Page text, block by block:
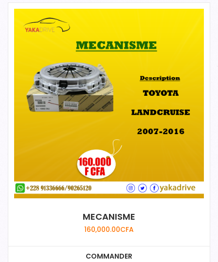
MECANISME
160,000.00CFA
COMMANDER